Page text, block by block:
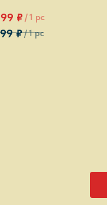
₽/1 pc
₽/1 pc